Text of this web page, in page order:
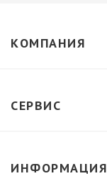
КОМПАНИЯ
СЕРВИС
ИНФОРМАЦИЯ